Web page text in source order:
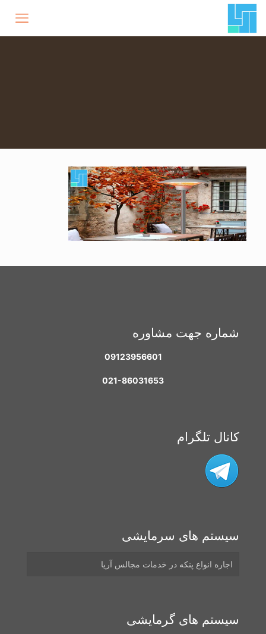
شماره جهت مشاوره
09123956601
021-86031653
کانال تلگرام
سیستم های سرمایشی
اجاره انواع پنکه در خدمات مجالس آریا
سیستم های گرمایشی